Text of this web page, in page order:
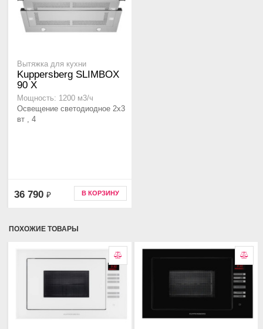
Вытяжка для кухни
Kuppersberg SLIMBOX
90 X
Мощность: 1200 м3/ч
Освещение светодиодное 2х3
вт , 4
36 790 ₽ В КОРЗИНУ
ПОХОЖИЕ ТОВАРЫ